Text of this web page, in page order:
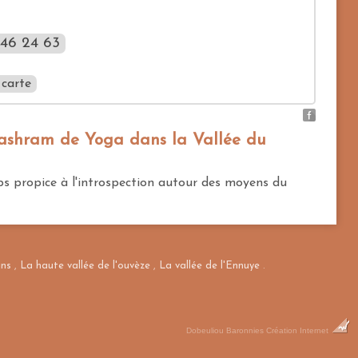
24 63
de Yoga dans la Vallée du
propice à l'introspection autour des moyens du
, La haute vallée de l'ouvèze, La vallée de l'Ennuye.
Dobeuliou Baronnies Création Internet